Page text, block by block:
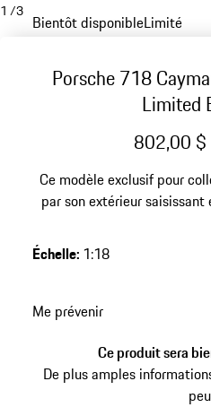
1 /3
Bientôt disponibleLimité
Porsche 718
Limited
802,00 $
Ce modèle exclusif pour
par son extérieur
pièces – un point fort
Échelle: 1:18
Me prévenir
Ce produit sera
De plus amples